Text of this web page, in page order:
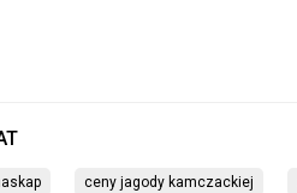
ceny jagody kamczackiej